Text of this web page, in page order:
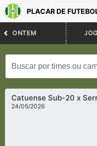
PLACAR DE
ONTEM
Catuense Sub-20 x
24/05/2026